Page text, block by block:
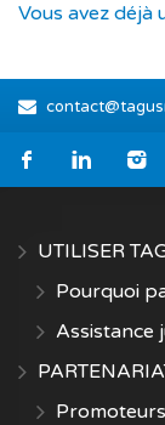
Vous avez déjà
UTILISER
Pourquoi
Assistance
Promoteurs